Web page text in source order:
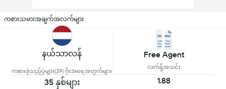
ကစားသမားအချက်အလက်များ
နယ်သာလန်
ကစားခဲ့သည့်ပွဲများ(39) ဂိုးအရေအတွက်များ
Free Agent
လက်ရှိအသင်း
35 နှစ်များ 1.88